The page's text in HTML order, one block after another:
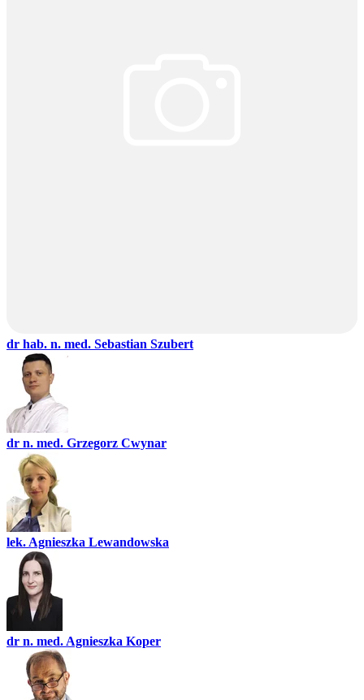
dr hab. n. med. Sebastian Szubert
dr n. med. Grzegorz Cwynar
lek. Agnieszka Lewandowska
dr n. med. Agnieszka Koper